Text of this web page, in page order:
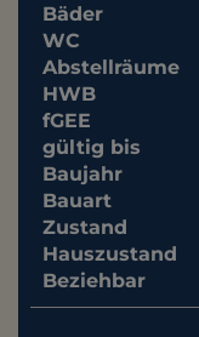
Bäder
WC
Abstellräume
HWB
fGEE
gültig bis
Baujahr
Bauart
Zustand
Hauszustand
Beziehbar